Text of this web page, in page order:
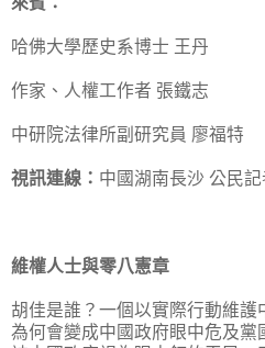
哈佛大學歷史系博士 王丹
作家、人權工作者 張鐵志
中研院法律所副研究員 廖福特
視訊連線： 中國湖南長沙 公民記
維權人士與零八憲章
胡佳是誰？一個以實際行動維護
為何會變成中國政府眼中危及黨